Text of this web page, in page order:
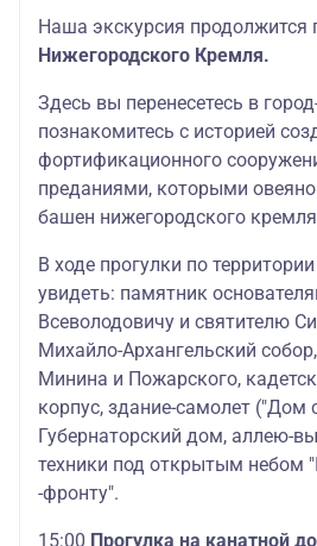
Наша экскурсия продолжится
Нижегородского Кремля.
Здесь вы перенесетесь в
познакомитесь с историей
фортификационного
преданиями, которыми овеяно
башен нижегородского
В ходе прогулки по
увидеть: памятник
Всеволодовичу и святителю
Михайло-Архангельский
Минина и Пожарского,
корпус, здание-самолет ("Дом
Губернаторский дом, аллею-
техники под открытым небом
-фронту".
15:00 Прогулка на канатной